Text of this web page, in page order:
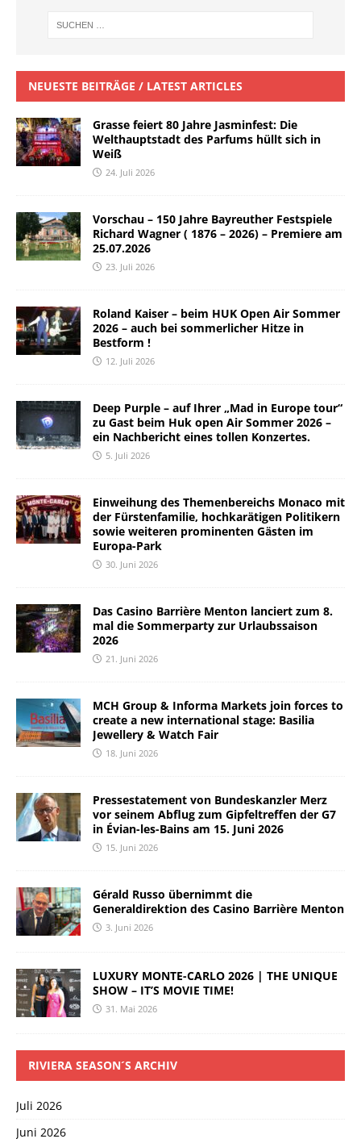
NEUESTE BEITRÄGE / LATEST ARTICLES
Grasse feiert 80 Jahre Jasminfest: Die
Welthauptstadt des Parfums hüllt sich in
Weiß
24. Juli 2026
Vorschau – 150 Jahre Bayreuther Festspiele
Richard Wagner ( 1876 – 2026) – Premiere am
25.07.2026
23. Juli 2026
Roland Kaiser – beim HUK Open Air Sommer
2026 – auch bei sommerlicher Hitze in
Bestform !
12. Juli 2026
Deep Purple – auf Ihrer „Mad in Europe tour“
zu Gast beim Huk open Air Sommer 2026 –
ein Nachbericht eines tollen Konzertes.
5. Juli 2026
Einweihung des Themenbereichs Monaco mit
der Fürstenfamilie, hochkarätigen Politikern
sowie weiteren prominenten Gästen im
Europa-Park
30. Juni 2026
Das Casino Barrière Menton lanciert zum 8.
mal die Sommerparty zur Urlaubssaison
2026
21. Juni 2026
MCH Group & Informa Markets join forces to
create a new international stage: Basilia
Jewellery & Watch Fair
18. Juni 2026
Pressestatement von Bundeskanzler Merz
vor seinem Abflug zum Gipfeltreffen der G7
in Évian-les-Bains am 15. Juni 2026
15. Juni 2026
Gérald Russo übernimmt die
Generaldirektion des Casino Barrière Menton
3. Juni 2026
LUXURY MONTE-CARLO 2026 | THE UNIQUE
SHOW – IT’S MOVIE TIME!
31. Mai 2026
RIVIERA SEASON´S ARCHIV
Juli 2026
Juni 2026